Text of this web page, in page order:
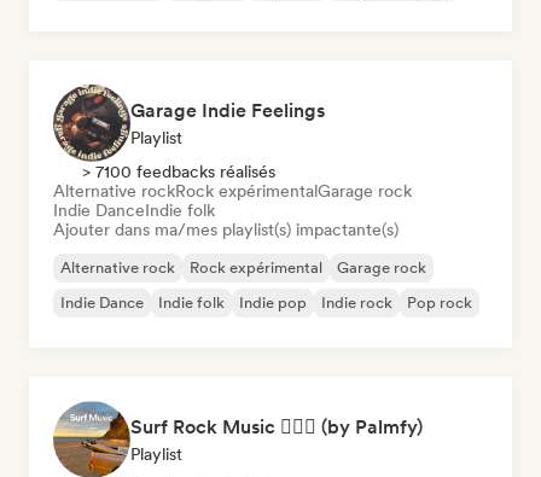
Garage Indie Feelings
Playlist
> 7100 feedbacks réalisés
Alternative rockRock expérimentalGarage rock
Indie DanceIndie folk
Ajouter dans ma/mes playlist(s) impactante(s)
Alternative rock Rock expérimental
Garage rock
Indie Dance
Indie folk Indie pop Indie rock Pop rock
Surf Rock Music 🏄🏻‍♂️ (by Palmfy)
Playlist